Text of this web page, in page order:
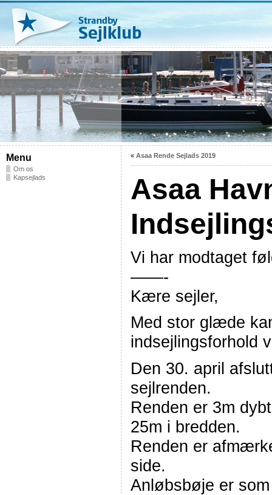
Menu
Om os
Kapsejlads
« Asaa Rende Sejlads 2019
Asaa
Vi har modtaget
——-
Kære sejler,
Med stor glæde
indsejlingsforhold
Den 30. april
sejlrenden.
Renden er 3m
25m i bredden.
Renden er
side.
Anløbsbøje er